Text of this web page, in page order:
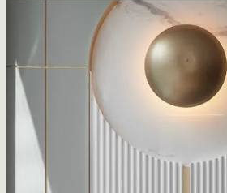
Lightspeed
ACDF Architecture